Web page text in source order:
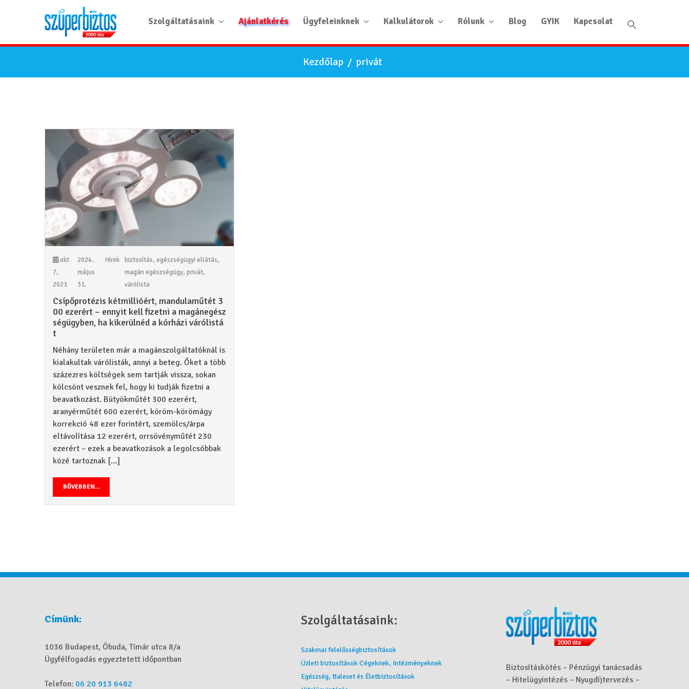
Szolgáltatásaink Ajánlatkérés Ügyfeleinknek Kalkulátorok Rólunk Blog GYIK Kapcsolat
Kezdőlap / privát
okt
7,
2021
2024.
május
31.
Hírek biztosítás,egészségügyi ellátás,
magán egészségügy,privát,
várólista
Csípőprotézis kétmillióért, mandulaműtét 3
00 ezerért – ennyit kell fizetni a magánegész
ségügyben, ha kikerülnéd a kórházi várólistá
t
Néhány területen már a magánszolgáltatóknál is
kialakultak várólisták, annyi a beteg. Őket a több
százezres költségek sem tartják vissza, sokan
kölcsönt vesznek fel, hogy ki tudják fizetni a
beavatkozást. Bütyökműtét 300 ezerért,
aranyérműtét 600 ezerért, köröm-körömágy
korrekció 48 ezer forintért, szemölcs/árpa
eltávolítása 12 ezerért, orrsövényműtét 230
ezerért – ezek a beavatkozások a legolcsóbbak
közé tartoznak […]
BŐVEBBEN...
Címünk:
1036 Budapest, Óbuda, Tímár utca 8/a
Ügyfélfogadás egyeztetett időpontban
Telefon: 06 20 913 6482
Szolgáltatásaink:
Szakmai felelősségbiztosítások
Üzleti biztosítások Cégeknek, Intézményeknek
Egészség, Baleset és Életbiztosítások
Biztosításkötés – Pénzügyi tanácsadás
– Hitelügyintézés – Nyugdíjtervezés –